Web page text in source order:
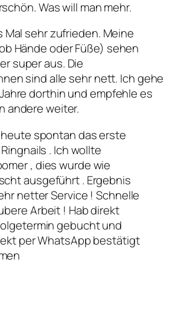
Was will man mehr.
Mal sehr zufrieden. Meine
Hände oder Füße) sehen
super aus. Die
sind alle sehr nett. Ich gehe
dorthin und empfehle es
andere weiter.
heute spontan das erste
. Ich wollte
, dies wurde wie
ausgeführt . Ergebnis
netter Service ! Schnelle
Arbeit ! Hab direkt
gebucht und
per WhatsApp bestätigt